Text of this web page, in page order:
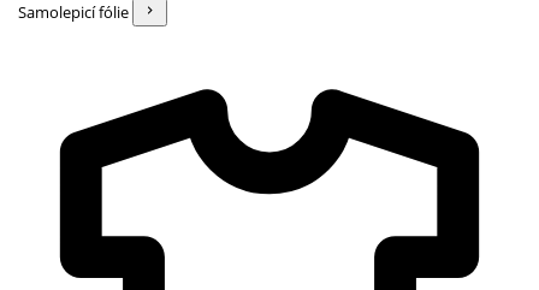
Samolepicí fólie